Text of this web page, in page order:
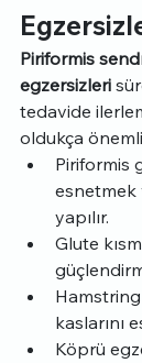
Piriformis
egzersizleri
tedavide
oldukça
Piriformis
esnetmek
yapılır.
Glute
kaslarını
Köprü